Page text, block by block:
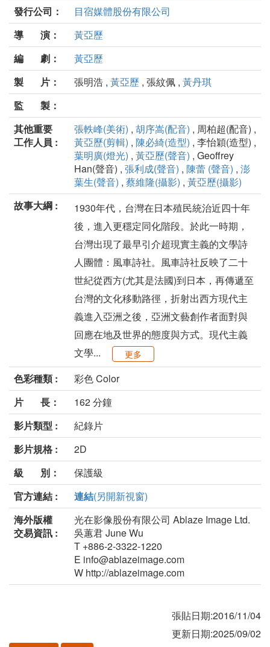
發行公司：
目宿媒體股份有限公司
導 演：
黃亞歷
編 劇：
黃亞歷
製 片：
張明浩 , 黃亞歷 , 張紋佩 , 黃丹琪
監 製：
其他重要
工作人員 :
張軼峰(美術) , 胡序嵩(配音) , 周柏超(配音) ,
黃亞歷(剪輯) , 陳必綺(造型) , 李怡穎(造型) ,
葉明廣(燈光) , 黃亞歷(聲音) , Geoffrey
Han(聲音) , 張利成(聲音) , 陳蕾 (聲音) , 澎
葉生(聲音) , 蔡維隆(攝影) , 黃亞歷(攝影)
故事大綱 :
1930年代，台灣在日本殖民統治近四十年
後，進入更穩定同化階段。於此一時期，
台灣出現了最早引介超現實主義的文學詩
人團體：風車詩社。風車詩社反映了二十
世紀從西方(尤其是法國)到日本，再傳遞至
台灣的文化移動路徑，折射出西方現代主
義進入亞洲之後，亞洲文藝創作者面對與
回應在地及世界的態度與方式。現代主義
文學...
更多
色彩種類 :
彩色 Color
片 長：
162 分鐘
影片類型 :
紀錄片
影片規格 :
2D
級 別：
保護級
官方連結 :
連結(另開新視窗)
海外版權
交易資訊 :
光在影像股份有限公司 Ablaze Image Ltd.
吳蕙君 June Wu
T +886-2-3322-1220
E info@ablazeimage.com
W http://ablazeimage.com
張貼日期:2016/11/04
更新日期:2025/09/02